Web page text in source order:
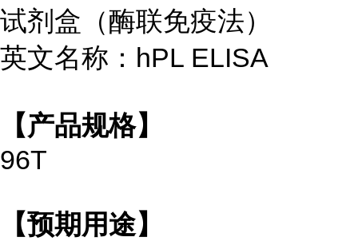
试剂盒（酶联免疫法）
英文名称：hPL ELISA
【产品规格】
96T
【预期用途】